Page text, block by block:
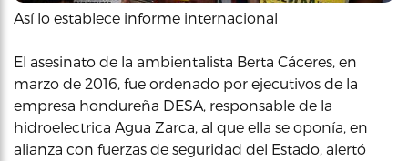
Así lo establece informe internacional
El asesinato de la ambientalista Berta Cáceres, en
marzo de 2016, fue ordenado por ejecutivos de la
empresa hondureña DESA, responsable de la
hidroelectrica Agua Zarca, al que ella se oponía, en
alianza con fuerzas de seguridad del Estado, alertó